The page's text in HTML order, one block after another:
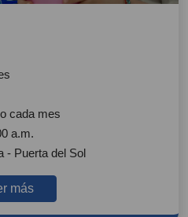
cada mes
a.m.
- Puerta del Sol
más